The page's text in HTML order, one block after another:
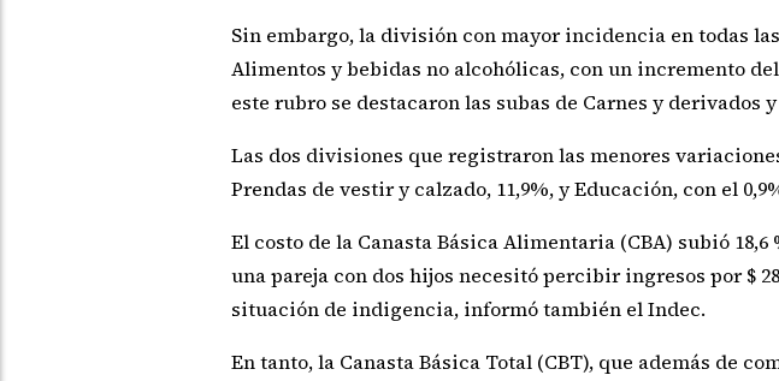
Sin embargo, la división con mayor incidencia en todas
Alimentos y bebidas no alcohólicas, con un incremento
este rubro se destacaron las subas de Carnes y derivados
Las dos divisiones que registraron las menores
Prendas de vestir y calzado, 11,9%, y Educación, con el
El costo de la Canasta Básica Alimentaria (CBA) subió 18,6
una pareja con dos hijos necesitó percibir ingresos por $
situación de indigencia, informó también el Indec.
En tanto, la Canasta Básica Total (CBT), que además de